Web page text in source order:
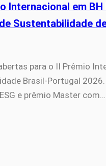
Internacional em BH
Sustentabilidade
para o II Prêmio
Brasil-Portugal
e prêmio Master com…